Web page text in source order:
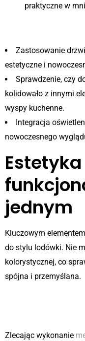
praktyczne w
Zastosowanie
estetyczne i
Sprawdzenie, czy
kolidowało z innymi
wyspy kuchenne.
Integracja
nowoczesnego
Estetyka
jednym
Kluczowym
do stylu lodówki. Nie
kolorystycznej, co
spójna i przemyślana.
Zlecając wykonanie